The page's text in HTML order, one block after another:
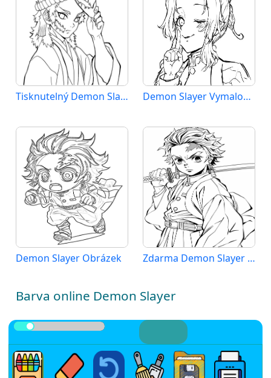
Tisknutelný Demon Slayer Obrázek Demon Slayer Vymalovatelné pro Děti
Demon Slayer Obrázek Zdarma Demon Slayer Obrázek
Barva online Demon Slayer